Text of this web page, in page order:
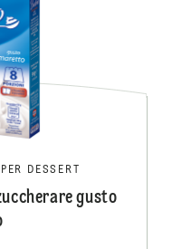
DESSERT
gusto